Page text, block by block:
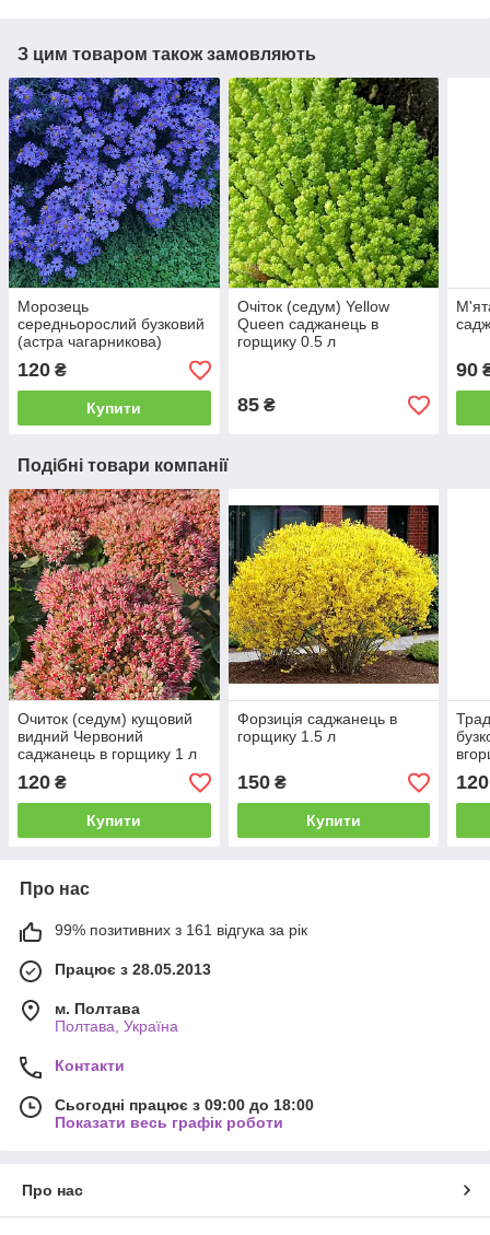
З цим товаром також замовляють
Морозець
середньорослий бузковий
(астра чагарникова)
саджанець в горщику 1 л
120 ₴
Купити
Очіток (седум) Yellow
Queen саджанець в
горщику 0.5 л
85₴
90
Подібні товари компанії
Очиток (седум) кущовий
видний Червоний
саджанець в горщику 1 л
120 ₴
Купити
Форзиція саджанець в
горщику 1.5 л
150₴
Купити
120
Про нас
99% позитивних з 161 відгука за рік
Працює з 28.05.2013
м. Полтава
Полтава, Україна
Контакти
Сьогодні працює з 09:00 до 18:00
Показати весь графік роботи
Про нас